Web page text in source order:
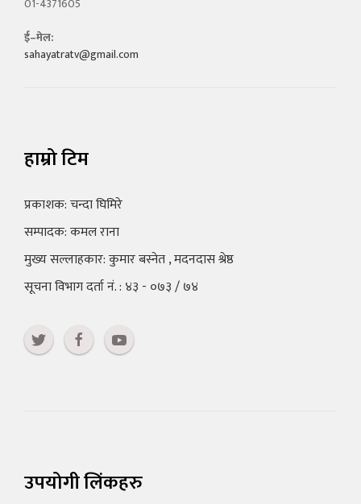
ई–मेल:
sahayatratv@gmail.com
हाम्रो टिम
प्रकाशक: चन्दा घिमिरे
सम्पादक: कमल राना
मुख्य सल्लाहकार: कुमार बस्नेत , मदनदास श्रेष्ठ
सूचना विभाग दर्ता नं. : ४३ - ०७३ / ७४
उपयोगी लिंकहरु